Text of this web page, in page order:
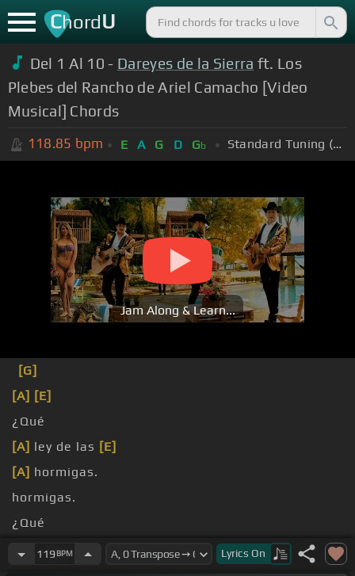
ChordU
Del 1 Al 10 - Dareyes de la Sierra ft. Los
Plebes del Rancho de Ariel Camacho [Video
Musical] Chords
118.85 bpm E A G D Gb Standard Tuning (EADGBE)
Jam Along & Learn...
[G]
[A] [E]
¿Qué
[A] ley de las [E]
[A] hormigas.
hormigas.
¿Qué
llama?
119BPM Lyrics On